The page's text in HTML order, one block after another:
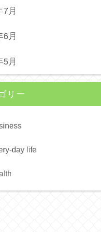
7月
6月
5月
リー
day life